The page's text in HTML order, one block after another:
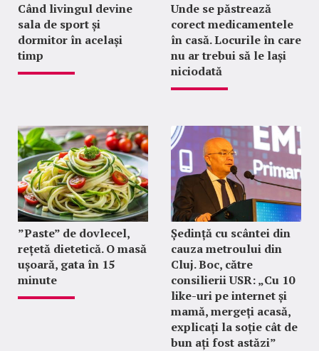
Când livingul devine
sala de sport și
dormitor în același
timp
Unde se păstrează
corect medicamentele
în casă. Locurile în care
nu ar trebui să le lași
niciodată
”Paste” de dovlecel,
rețetă dietetică. O masă
ușoară, gata în 15
minute
Ședință cu scântei din
cauza metroului din
Cluj. Boc, către
consilierii USR: „Cu 10
like-uri pe internet și
mamă, mergeți acasă,
explicați la soție cât de
bun ați fost astăzi”